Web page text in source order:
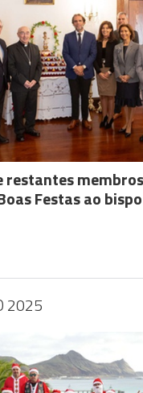
restantes
Festas ao
2025